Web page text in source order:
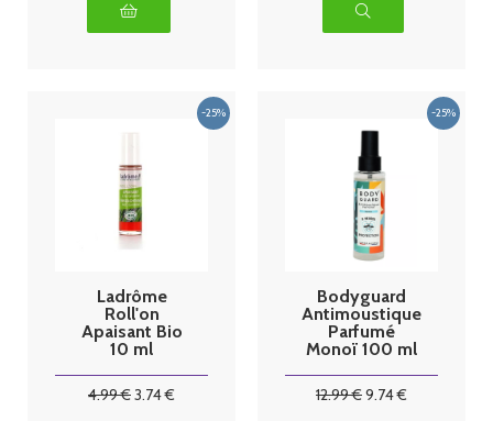
Ladrôme
Roll'on
Apaisant Bio
10 ml
4.99€3.74€
Bodyguard
Antimoustique
Parfumé
Monoï 100 ml
12.99€9.74€